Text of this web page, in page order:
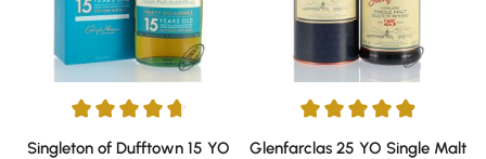
Durchschnittliche Bewertung von 4.82 von 5 Sternen
Singleton of Dufftown 15 YO
Durchschnittliche Bewertung
Glenfarclas 25 YO Single Malt